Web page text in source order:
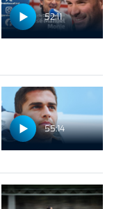
52:11
55:14